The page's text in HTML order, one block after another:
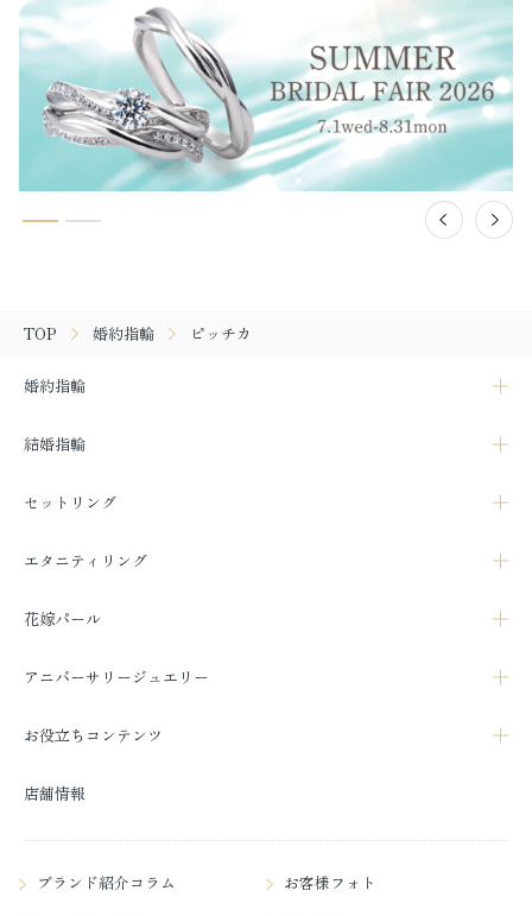
TOP 婚約指輪 ピッチカ
婚約指輪
結婚指輪
セットリング
エタニティリング
花嫁パール
アニバーサリージュエリー
お役立ちコンテンツ
店舗情報
ブランド紹介コラム お客様フォト